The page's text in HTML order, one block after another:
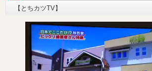
【とちカツTV】